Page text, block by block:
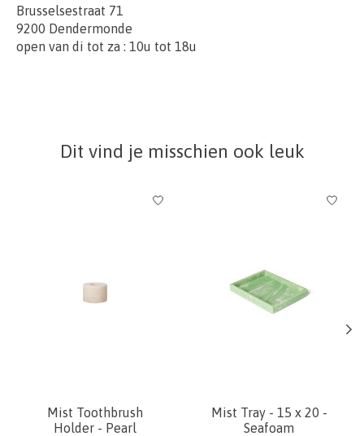
Brusselsestraat 71
9200 Dendermonde
open van di tot za : 10u tot 18u
Dit vind je misschien ook leuk
Items van productcarrousel
Mist Toothbrush
Holder - Pearl
Mist Tray - 15 x 20 -
Seafoam